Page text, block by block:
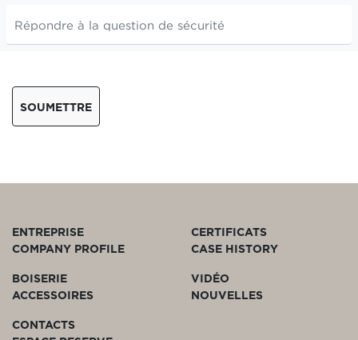
SOUMETTRE
ENTREPRISE
COMPANY PROFILE
CERTIFICATS
CASE HISTORY
BOISERIE
ACCESSOIRES
VIDÉO
NOUVELLES
CONTACTS